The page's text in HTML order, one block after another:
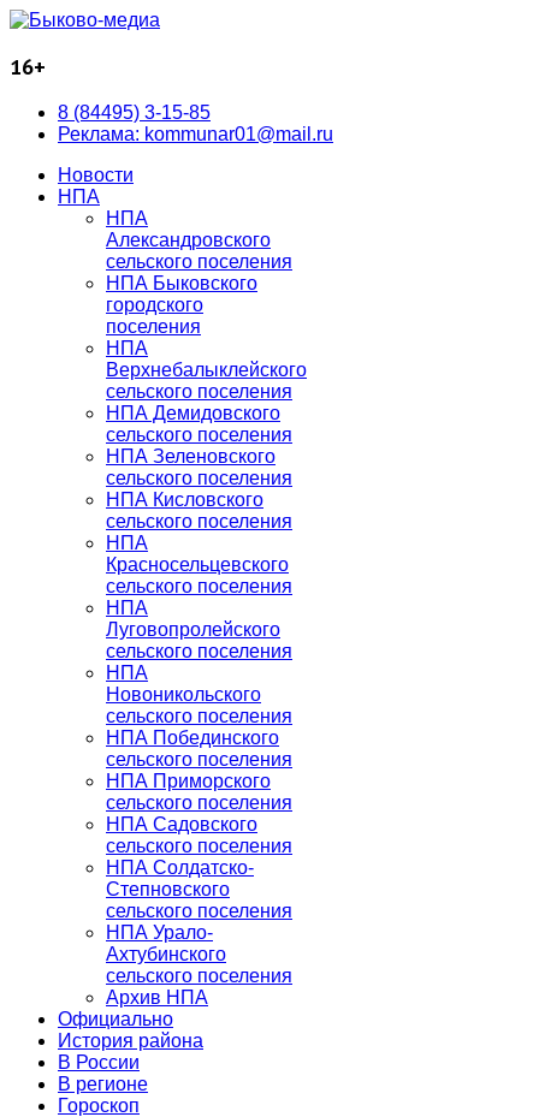
16+
8 (84495) 3-15-85
Реклама: kommunar01@mail.ru
Новости
НПА
НПА
Александровского
сельского поселения
НПА Быковского
городского
поселения
НПА
Верхнебалыклейского
сельского поселения
НПА Демидовского
сельского поселения
НПА Зеленовского
сельского поселения
НПА Кисловского
сельского поселения
НПА
Красносельцевского
сельского поселения
НПА
Луговопролейского
сельского поселения
НПА
Новоникольского
сельского поселения
НПА Побединского
сельского поселения
НПА Приморского
сельского поселения
НПА Садовского
сельского поселения
НПА Солдатско-
Степновского
сельского поселения
НПА Урало-
Ахтубинского
сельского поселения
Архив НПА
Официально
История района
В России
В регионе
Гороскоп